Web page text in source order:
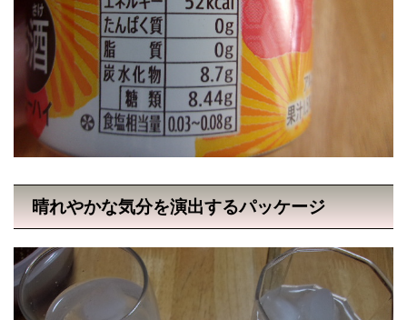
晴れやかな気分を演出するパッケージ